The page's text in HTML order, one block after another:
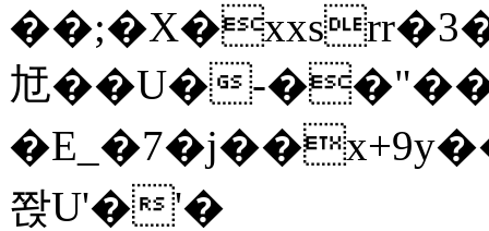
㝼��U�-
쫝U'�'�